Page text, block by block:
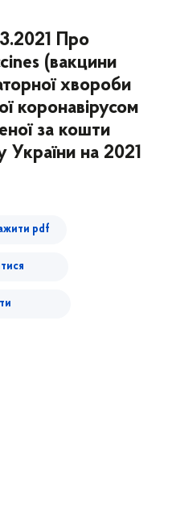
Про
(вакцини
хвороби
коронавірусом
за кошти
на 2021
pdf